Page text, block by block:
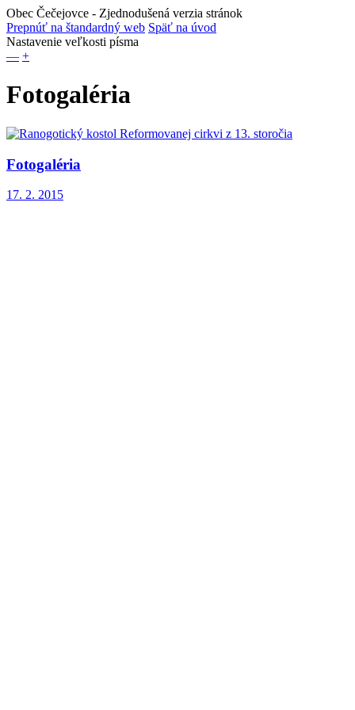
Obec Čečejovce - Zjednodušená verzia stránok
Prepnúť na štandardný web Späť na úvod
Nastavenie veľkosti písma
— +
Fotogaléria
Fotogaléria
17. 2. 2015